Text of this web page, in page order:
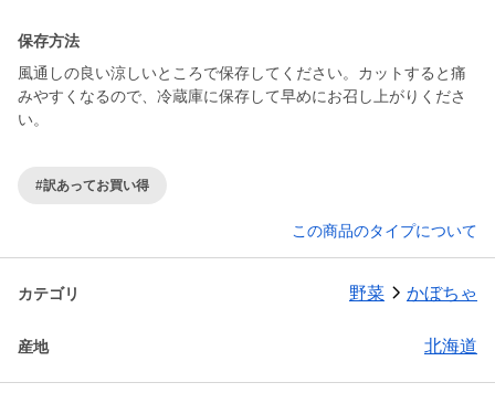
保存方法
風通しの良い涼しいところで保存してください。カットすると痛
みやすくなるので、冷蔵庫に保存して早めにお召し上がりくださ
い。
#訳あってお買い得
この商品のタイプについて
カテゴリ 野菜 かぼちゃ
産地 北海道